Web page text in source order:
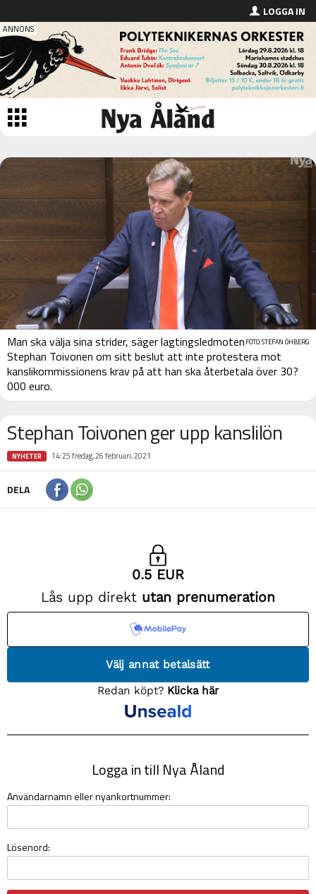
LOGGA IN
FOTO: STEFAN ÖHBERG
Man ska välja sina strider, säger lagtingsledmoten
Stephan Toivonen om sitt beslut att inte protestera mot
kanslikommissionens krav på att han ska återbetala över 30?
000 euro.
Stephan Toivonen ger upp kanslilön
NYHETER 14:25 fredag, 26 februari, 2021
DELA